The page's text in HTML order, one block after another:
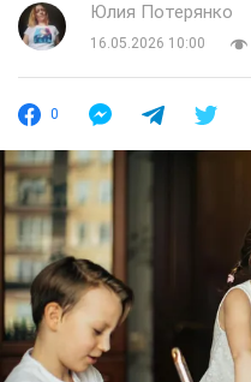
Юлия Потерянко
16.05.2026 10:00
0